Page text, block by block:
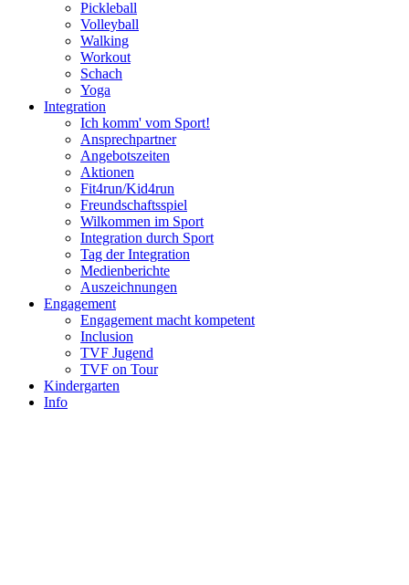
Pickleball
Volleyball
Walking
Workout
Schach
Yoga
Integration
Ich komm' vom Sport!
Ansprechpartner
Angebotszeiten
Aktionen
Fit4run/Kid4run
Freundschaftsspiel
Wilkommen im Sport
Integration durch Sport
Tag der Integration
Medienberichte
Auszeichnungen
Engagement
Engagement macht kompetent
Inclusion
TVF Jugend
TVF on Tour
Kindergarten
Info